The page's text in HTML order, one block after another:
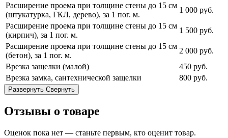
Расширение проема при толщине стены до 15 см
(штукатурка, ГКЛ, дерево), за 1 пог. м.
1 000 руб.
Расширение проема при толщине стены до 15 см
(кирпич), за 1 пог. м.
1 500 руб.
Расширение проема при толщине стены до 15 см
(бетон), за 1 пог. м.
2 000 руб.
Врезка защелки (малой)
450 руб.
Врезка замка, сантехнической защелки
800 руб.
Развернуть Свернуть
Отзывы о товаре
Оценок пока нет — станьте первым, кто оценит товар.